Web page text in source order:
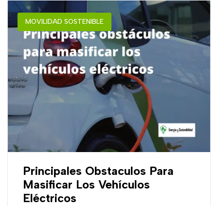
MOVILIDAD SOSTENIBLE
Principales Obstaculos Para
Masificar Los Vehículos
Eléctricos